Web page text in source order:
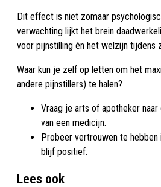
Dit effect is niet zomaar
verwachting lijkt het brein
voor pijnstilling én het welzijn tijdens
Waar kun je zelf op letten om het
andere pijnstillers) te halen?
Vraag je arts of apotheker
van een medicijn.
Probeer vertrouwen te
blijf positief.
Lees ook